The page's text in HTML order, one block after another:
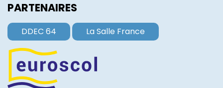
PARTENAIRES
DDEC 64 La Salle France